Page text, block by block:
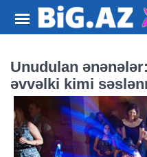
Unudulan
əvvəlki kimi